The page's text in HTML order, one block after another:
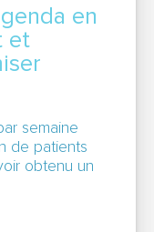
en
et
semaine
de patients
obtenu un